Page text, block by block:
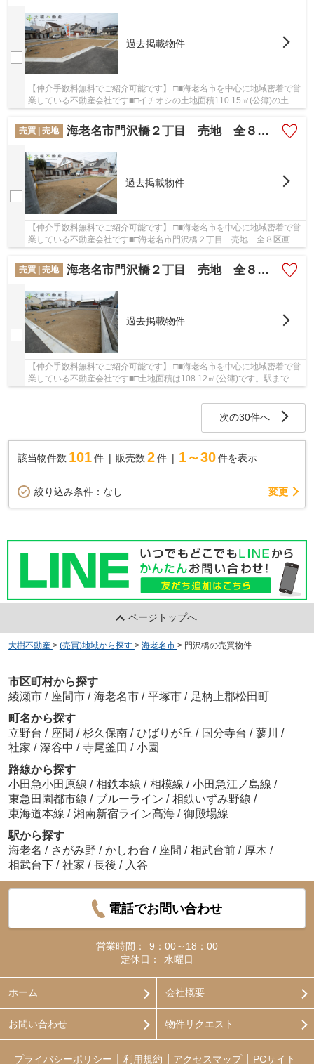
過去掲載物件
【仲介手数料無料でご紹介可能です】 □■海老名市を中心に地域密着で営
業している不動産会社です■□イチオシの土地面積110.15㎡(公簿)の土地
売買 | 売地
海老名市門沢橋２丁目 売地 全８区画 【仲介手数料無料】
過去掲載物件
【仲介手数料無料でご紹介可能です】 □■海老名市を中心に地域密着で営
業している不動産会社です■□海老名市門沢橋２丁目 売地 全８区画
売買 | 売地
海老名市門沢橋２丁目 売地 全８区画 【仲介手数料無料】
過去掲載物件
【仲介手数料無料でご紹介可能です】 □■海老名市を中心に地域密着で営
業している不動産会社です■□土地面積は108.12㎡(公簿)です。駅まで徒
次の30件へ
該当物件数 101件 販売数 2 件 1～30 件を表示
絞り込み条件： なし 変更
ページトップへ
大樹不動産 > (売買)地域から探す > 海老名市 > 門沢橋の売買物件
市区町村から探す
綾瀬市 / 座間市 / 海老名市 / 平塚市 / 足柄上郡松田町
町名から探す
立野台 / 座間 / 杉久保南 / ひばりが丘 / 国分寺台 / 蓼川 /
社家 / 深谷中 / 寺尾釜田 / 小園
路線から探す
小田急小田原線 / 相鉄本線 / 相模線 / 小田急江ノ島線 /
東急田園都市線 / ブルーライン / 相鉄いずみ野線 /
東海道本線 / 湘南新宿ライン高海 / 御殿場線
駅から探す
海老名 / さがみ野 / かしわ台 / 座間 / 相武台前 / 厚木 /
相武台下 / 社家 / 長後 / 入谷
電話でお問い合わせ
営業時間：
9：00～18：00
定休日：
水曜日
ホーム 会社概要
お問い合わせ 物件リクエスト
プライバシーポリシー 利用規約 アクセスマップ PCサイト